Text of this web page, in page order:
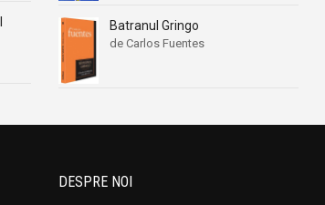
Batranul Gringo
de Carlos Fuentes
DESPRE NOI